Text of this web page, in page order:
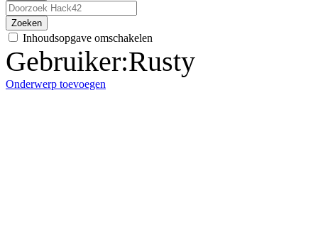
Zoeken
Inhoudsopgave omschakelen
Gebruiker:Rusty
Onderwerp toevoegen